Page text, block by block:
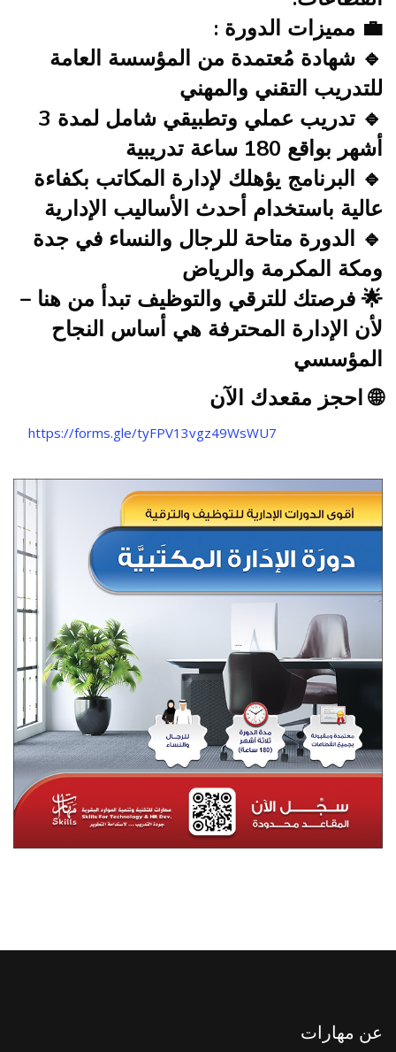
💼 مميزات الدورة :
🔹 شهادة مُعتمدة من المؤسسة العامة
للتدريب التقني والمهني
🔹 تدريب عملي وتطبيقي شامل لمدة 3
أشهر بواقع 180 ساعة تدريبية
🔹 البرنامج يؤهلك لإدارة المكاتب بكفاءة
عالية باستخدام أحدث الأساليب الإدارية
🔹 الدورة متاحة للرجال والنساء في جدة
ومكة المكرمة والرياض
🌟 فرصتك للترقي والتوظيف تبدأ من هنا –
لأن الإدارة المحترفة هي أساس النجاح
المؤسسي
🌐احجز مقعدك الآن
https://forms.gle/tyFPV13vgz49WsWU7
عن مهارات